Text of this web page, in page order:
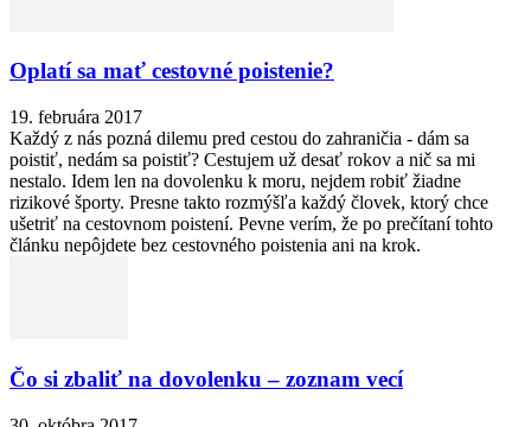
Oplatí sa mať cestovné poistenie?
19. februára 2017
Každý z nás pozná dilemu pred cestou do zahraničia - dám sa
poistiť, nedám sa poistiť? Cestujem už desať rokov a nič sa mi
nestalo. Idem len na dovolenku k moru, nejdem robiť žiadne
rizikové športy. Presne takto rozmýšľa každý človek, ktorý chce
ušetriť na cestovnom poistení. Pevne verím, že po prečítaní tohto
článku nepôjdete bez cestovného poistenia ani na krok.
Čo si zbaliť na dovolenku – zoznam vecí